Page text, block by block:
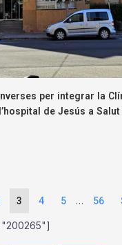
per integrar la
de Jesús a
3 4 5 … 56